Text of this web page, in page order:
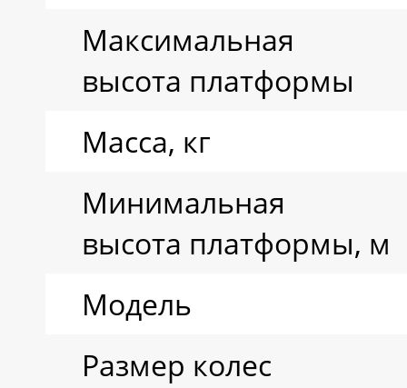
Максимальная
высота платформы
Масса, кг
Минимальная
высота платформы, м
Модель
Размер колес